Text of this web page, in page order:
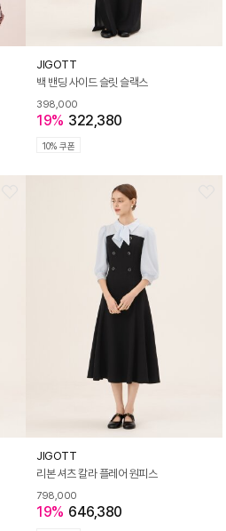
JIGOTT
백 밴딩 사이드 슬릿 슬랙스
398,000
19% 322,380
10% 쿠폰
JIGOTT
리본 셔츠 칼라 플레어 원피스
798,000
19% 646,380